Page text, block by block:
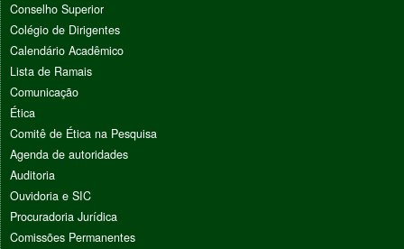
Conselho Superior
Colégio de Dirigentes
Calendário Acadêmico
Lista de Ramais
Comunicação
Ética
Comitê de Ética na Pesquisa
Agenda de autoridades
Auditoria
Ouvidoria e SIC
Procuradoria Jurídica
Comissões Permanentes